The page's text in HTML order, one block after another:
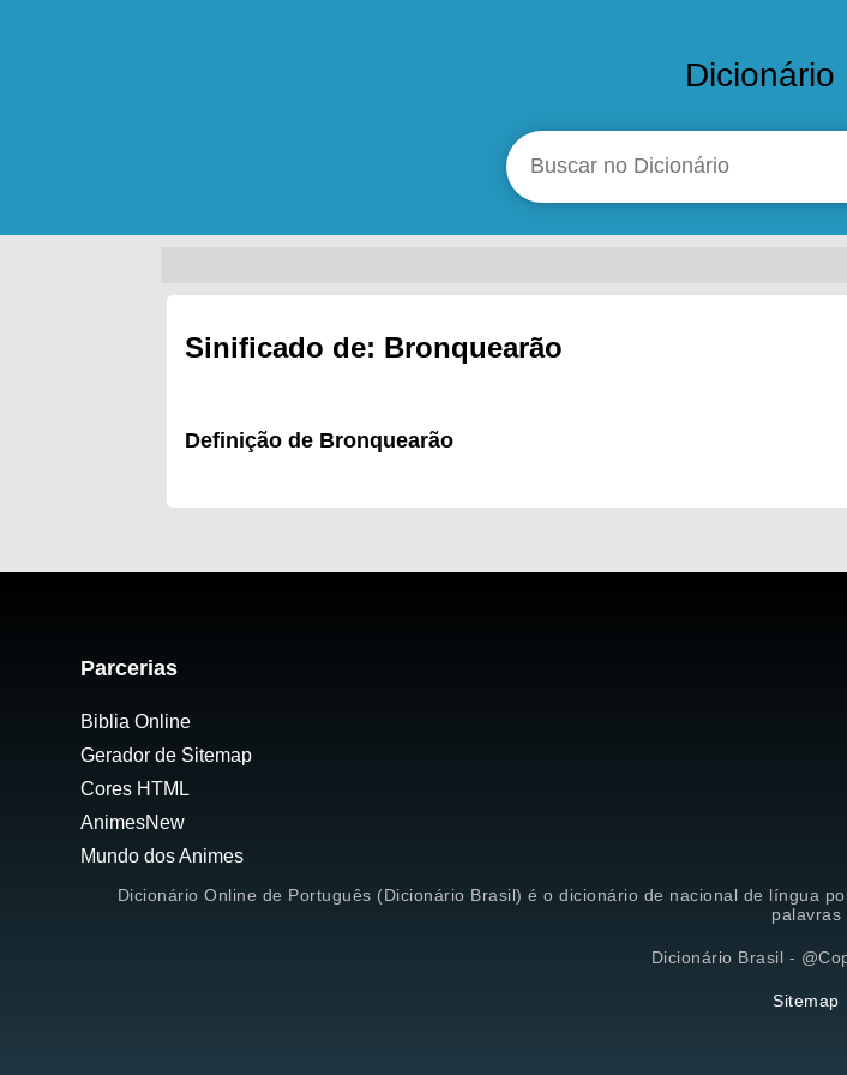
Dicionário
Sinificado de: Bronquearão
Definição de Bronquearão
Parcerias
Biblia Online
Gerador de Sitemap
Cores HTML
AnimesNew
Mundo dos Animes
Dicionário Online de Português (Dicionário Brasil) é o dicionário de nacional de língua
palavras
Dicionário Brasil -
Sitemap